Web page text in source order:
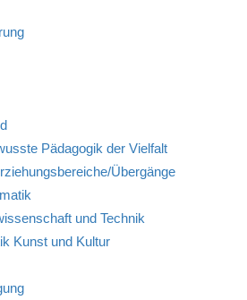
Pädagogik der Vielfalt
Übergänge
und Technik
Kunst und Kultur